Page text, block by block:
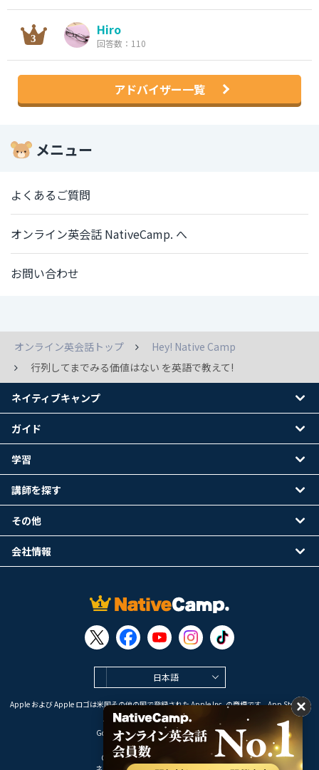
Hiro
回答数：110
アドバイザー一覧
メニュー
よくあるご質問
オンライン英会話 NativeCamp. へ
お問い合わせ
オンライン英会話トップ
Hey! Native Camp
行列してまでみる価値はない を英語で教えて!
日本語
Apple および Apple ロゴは米国その他の国で登録された Apple Inc. の商標です。App Store は
Apple Inc. のサービスマークです。
Google Play は Google LLC の商標です。
Copyright © 2026 オンライン英会話
ネイティブキャンプ
ガイド
学習
講師を探す
その他
会社情報